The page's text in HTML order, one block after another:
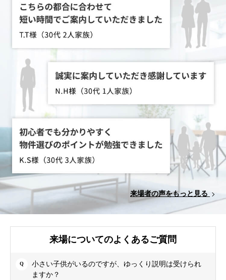
来場者の声をもっと見る
来場についてのよくあるご質問
小さい子供がいるのですが、ゆっくり説明は受けられ
ますか？